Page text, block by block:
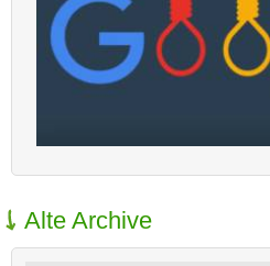
Alte Archive